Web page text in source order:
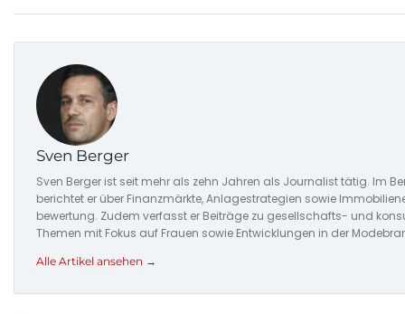
Sven Berger
Sven Berger ist seit mehr als zehn Jahren als Journalist tätig. Im
berichtet er über Finanzmärkte, Anlagestrategien sowie
bewertung. Zudem verfasst er Beiträge zu gesellschafts- und
Themen mit Fokus auf Frauen sowie Entwicklungen in der
Alle Artikel ansehen →